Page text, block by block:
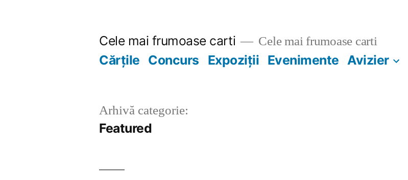
Cele mai frumoase carti Cele mai frumoase carti
Cărțile Concurs Expoziții Evenimente Avizier
Arhivă categorie:
Featured